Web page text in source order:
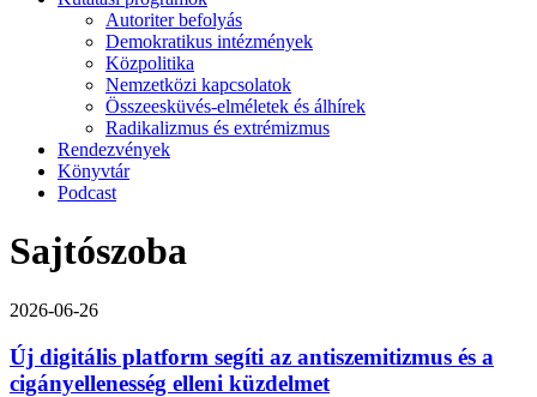
Autoriter befolyás
Demokratikus intézmények
Közpolitika
Nemzetközi kapcsolatok
Összeesküvés-elméletek és álhírek
Radikalizmus és extrémizmus
Rendezvények
Könyvtár
Podcast
Sajtószoba
2026-06-26
Új digitális platform segíti az antiszemitizmus és a
cigányellenesség elleni küzdelmet